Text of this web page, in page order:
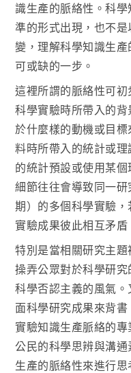
識生產的脈絡性。科
準的形式出現，也不
變，理解科學知識生
可或缺的一步。
這裡所謂的脈絡性可
科學實驗時所帶入的
於什麼樣的動機或目
料時所帶入的統計或
的統計預設或使用某
細節往往會導致同一
期）的多個科學實驗
實驗成果彼此相互矛盾
特別是當相關研究主
操弄公眾對於科學研
科學否認主義的風氣
面科學研究成果來背
實驗知識生產脈絡的
公民的科學思辨與溝
生產的脈絡性來進行